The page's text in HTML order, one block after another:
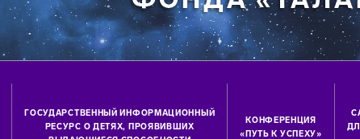
ГОСУДАРСТВЕННЫЙ ИНФОРМАЦИОННЫЙ
РЕСУРС О ДЕТЯХ, ПРОЯВИВШИХ
КОНФЕРЕНЦИЯ
«ПУТЬ К УСПЕХУ»